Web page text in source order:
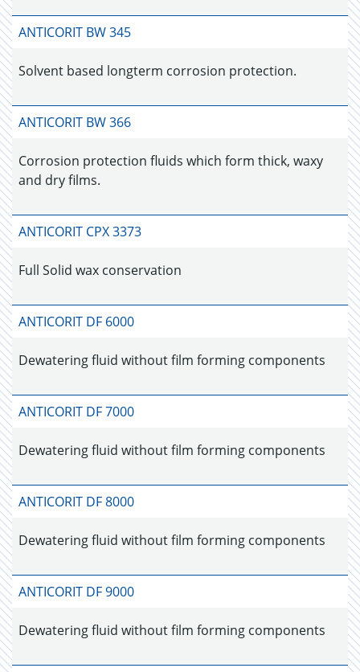
ANTICORIT BW 345
Solvent based longterm corrosion protection.
ANTICORIT BW 366
Corrosion protection fluids which form thick, waxy
and dry films.
ANTICORIT CPX 3373
Full Solid wax conservation
ANTICORIT DF 6000
Dewatering fluid without film forming components
ANTICORIT DF 7000
Dewatering fluid without film forming components
ANTICORIT DF 8000
Dewatering fluid without film forming components
ANTICORIT DF 9000
Dewatering fluid without film forming components